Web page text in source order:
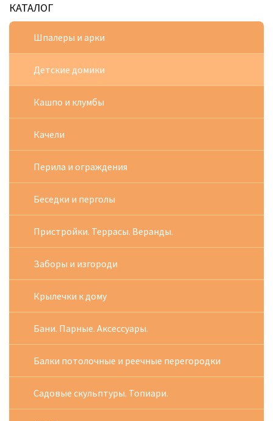
КАТАЛОГ
Шпалеры и арки
Детские домики
Кашпо и клумбы
Качели
Перила и ограждения
Беседки и перголы
Пристройки. Террасы. Веранды.
Заборы и изгороди
Крылечки к дому
Бани. Парные. Аксессуары.
Балки потолочные и реечные перегородки
Садовые скульптуры. Топиари.